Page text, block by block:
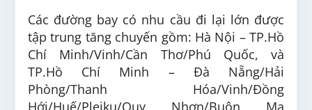
Các đường bay có nhu cầu đi lại lớn được
tập trung tăng chuyến gồm: Hà Nội – TP.Hồ
Chí Minh/Vinh/Cần Thơ/Phú Quốc, và
TP.Hồ Chí Minh – Đà Nẵng/Hải
Phòng/Thanh Hóa/Vinh/Đồng
Hới/Huế/Pleiku/Quy Nhơn/Buôn Ma